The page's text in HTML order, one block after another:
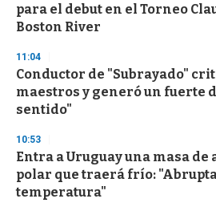
c
o
d
s
para el debut en el Torneo
Boston River
11:04
Conductor de "Subrayado"
maestros y generó un fuerte
sentido"
10:53
Entra a Uruguay una masa
polar que traerá frío:
temperatura"